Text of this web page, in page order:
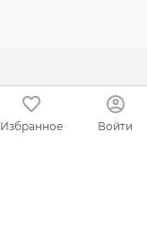
Избранное Войти